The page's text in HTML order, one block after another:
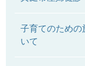
子育てのための
いて